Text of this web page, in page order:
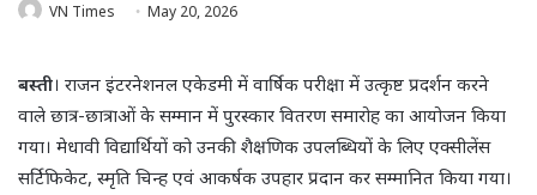
VN Times May 20, 2026
बस्ती। राजन इंटरनेशनल एकेडमी में वार्षिक परीक्षा में उत्कृष्ट प्रदर्शन करने
वाले छात्र-छात्राओं के सम्मान में पुरस्कार वितरण समारोह का आयोजन किया
गया। मेधावी विद्यार्थियों को उनकी शैक्षणिक उपलब्धियों के लिए एक्सीलेंस
सर्टिफिकेट, स्मृति चिन्ह एवं आकर्षक उपहार प्रदान कर सम्मानित किया गया।